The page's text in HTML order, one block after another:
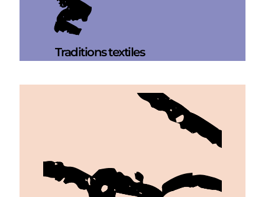
Traditions textiles